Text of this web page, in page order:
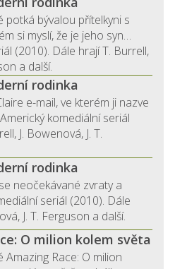
bývalou přítelkyni s
si myslí, že je jeho syn…
(2010). Dále hrají T. Burrell,
a další.
rodinka
e-mail, ve kterém ji nazve
komediální seriál
J. Bowenová, J. T.
rodinka
neočekávané zvraty a
seriál (2010). Dále
J. T. Ferguson a další.
O milion kolem světa
Race: O milion